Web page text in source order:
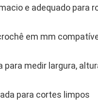
e adequado para
em mm
para medir largura,
para cortes limpos